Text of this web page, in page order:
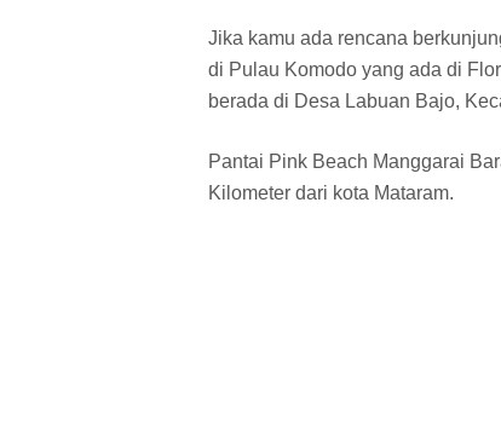
Jika kamu ada rencana
di Pulau Komodo yang ada di
berada di Desa Labuan Bajo,
Pantai Pink Beach Manggarai
Kilometer dari kota Mataram.